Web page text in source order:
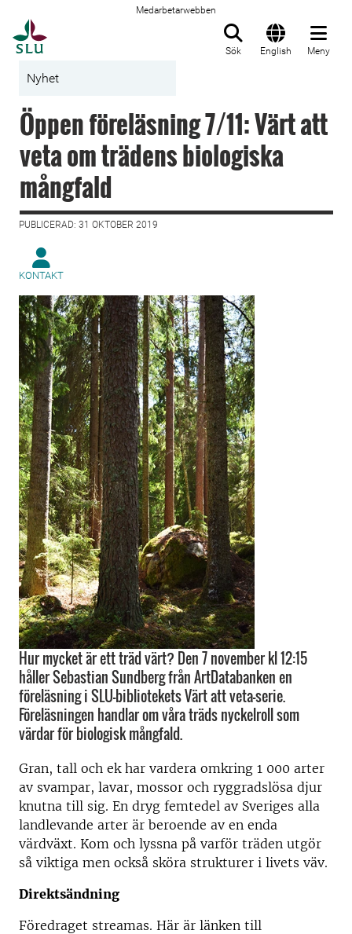
Medarbetarwebben
Sök English Meny
Nyhet
Öppen föreläsning 7/11: Värt att
veta om trädens biologiska
mångfald
PUBLICERAD: 31 OKTOBER 2019
KONTAKT
Hur mycket är ett träd värt? Den 7 november kl 12:15
håller Sebastian Sundberg från ArtDatabanken en
föreläsning i SLU-bibliotekets Värt att veta-serie.
Föreläsningen handlar om våra träds nyckelroll som
värdar för biologisk mångfald.
Gran, tall och ek har vardera omkring 1 000 arter
av svampar, lavar, mossor och ryggradslösa djur
knutna till sig. En dryg femtedel av Sveriges alla
landlevande arter är beroende av en enda
värdväxt. Kom och lyssna på varför träden utgör
så viktiga men också sköra strukturer i livets väv.
Direktsändning
Föredraget streamas. Här är länken till